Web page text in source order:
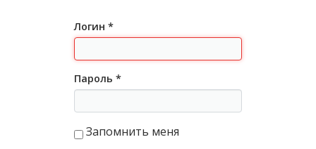
Логин *
Пароль *
Запомнить меня